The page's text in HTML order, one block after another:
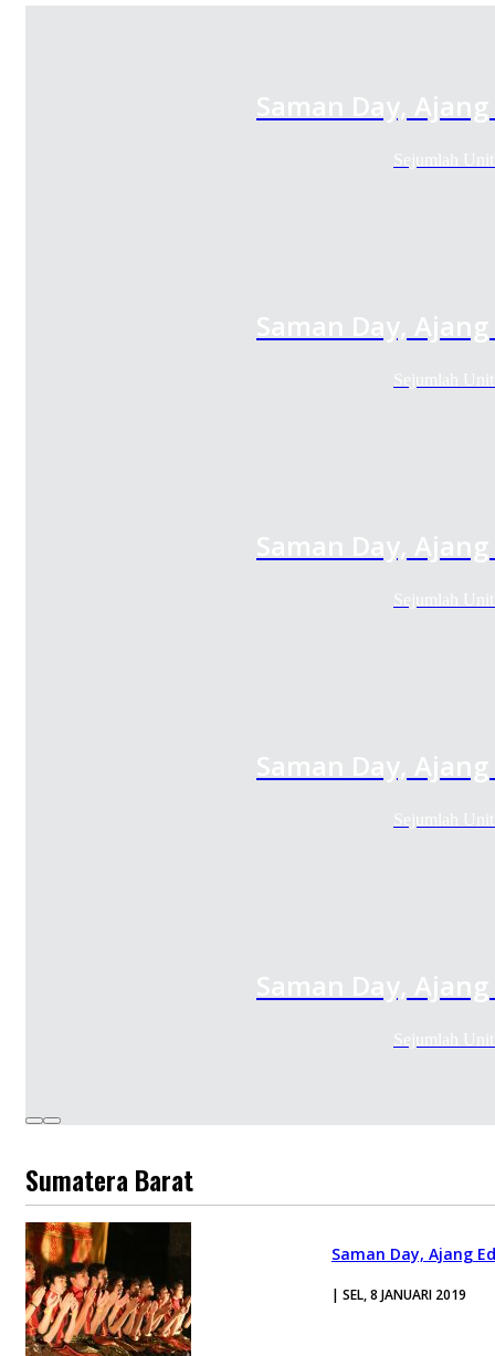
Saman Day,
Sejumlah
Saman Day,
Sejumlah
Saman Day,
Sejumlah
Saman Day,
Sejumlah
Saman Day,
Sejumlah
Sumatera Barat
Saman Day, Ajang
| SEL, 8 JANUARI 2019